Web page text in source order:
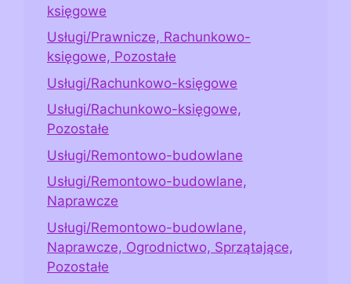
księgowe
Usługi/Prawnicze, Rachunkowo-
księgowe, Pozostałe
Usługi/Rachunkowo-księgowe
Usługi/Rachunkowo-księgowe,
Pozostałe
Usługi/Remontowo-budowlane
Usługi/Remontowo-budowlane,
Naprawcze
Usługi/Remontowo-budowlane,
Naprawcze, Ogrodnictwo, Sprzątające,
Pozostałe